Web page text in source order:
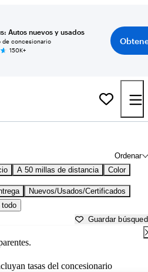
Autos nuevos y usados
de concesionario
150K+
Ordenar
A 50 millas de distancia Color
Nuevos/Usados/Certificados
todo
Guardar
tasas del concesionario